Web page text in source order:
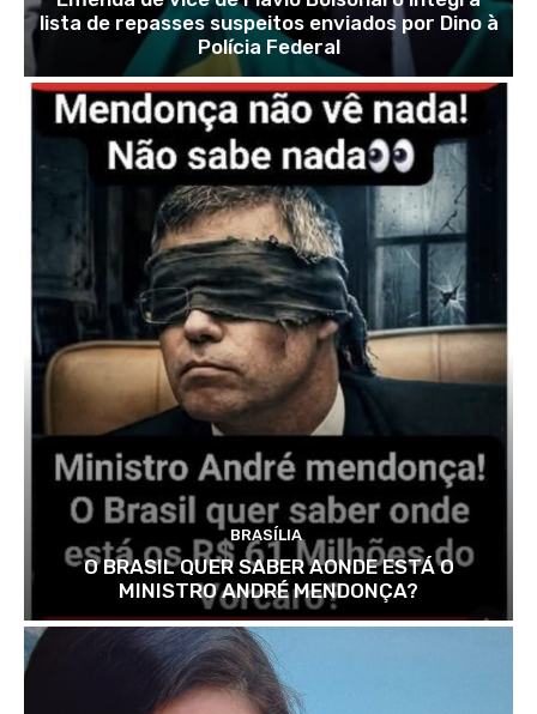
lista de repasses suspeitos enviados por Dino à
Polícia Federal
BRASÍLIA
O BRASIL QUER SABER AONDE ESTÁ O
MINISTRO ANDRÉ MENDONÇA?